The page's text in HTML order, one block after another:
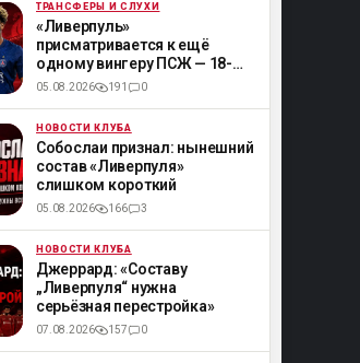
ТРАНСФЕРЫ И СЛУХИ
«Ливерпуль»
присматривается к ещё
одному вингеру ПСЖ — 18-
летнему Мбайе
05.08.2026 191 0
НОВОСТИ КЛУБА
Собослаи признал: нынешний
состав «Ливерпуля»
слишком короткий
05.08.2026 166 3
НОВОСТИ КЛУБА
Джеррард: «Составу
„Ливерпуля“ нужна
серьёзная перестройка»
07.08.2026 157 0